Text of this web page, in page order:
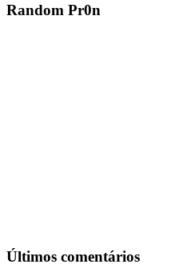
Random Pr0n
Últimos comentários